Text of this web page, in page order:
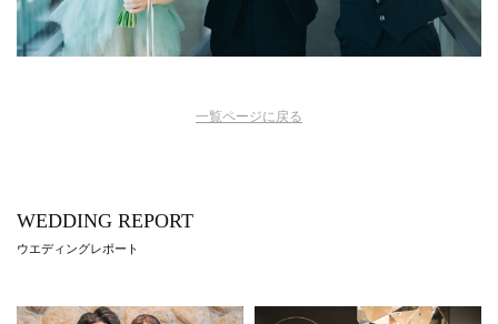
一覧ページに戻る
WEDDING REPORT
ウエディングレポート